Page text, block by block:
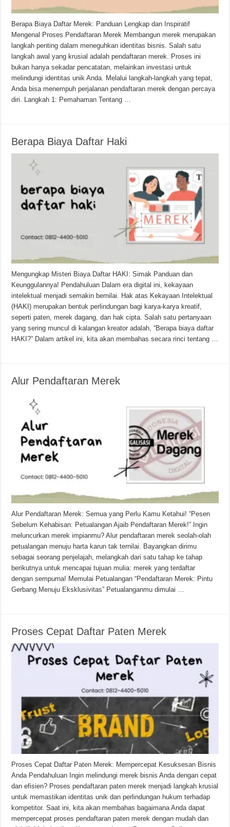
Berapa Biaya Daftar Merek: Panduan Lengkap dan Inspiratif
Mengenal Proses Pendaftaran Merek Membangun merek merupakan
langkah penting dalam meneguhkan identitas bisnis. Salah satu
langkah awal yang krusial adalah pendaftaran merek. Proses ini
bukan hanya sekadar pencatatan, melainkan investasi untuk
melindungi identitas unik Anda. Melalui langkah-langkah yang tepat,
Anda bisa menempuh perjalanan pendaftaran merek dengan percaya
diri. Langkah 1: Pemahaman Tentang …
Berapa Biaya Daftar Haki
Mengungkap Misteri Biaya Daftar HAKI: Simak Panduan dan
Keunggulannya! Pendahuluan Dalam era digital ini, kekayaan
intelektual menjadi semakin bernilai. Hak atas Kekayaan Intelektual
(HAKI) merupakan bentuk perlindungan bagi karya-karya kreatif,
seperti paten, merek dagang, dan hak cipta. Salah satu pertanyaan
yang sering muncul di kalangan kreator adalah, “Berapa biaya daftar
HAKI?” Dalam artikel ini, kita akan membahas secara rinci tentang …
Alur Pendaftaran Merek
Alur Pendaftaran Merek: Semua yang Perlu Kamu Ketahui! “Pesen
Sebelum Kehabisan: Petualangan Ajaib Pendaftaran Merek!” Ingin
meluncurkan merek impianmu? Alur pendaftaran merek seolah-olah
petualangan menuju harta karun tak ternilai. Bayangkan dirimu
sebagai seorang penjelajah, melangkah dari satu tahap ke tahap
berikutnya untuk mencapai tujuan mulia: merek yang terdaftar
dengan sempurna! Memulai Petualangan “Pendaftaran Merek: Pintu
Gerbang Menuju Eksklusivitas” Petualanganmu dimulai …
Proses Cepat Daftar Paten Merek
Proses Cepat Daftar Paten Merek: Mempercepat Kesuksesan Bisnis
Anda Pendahuluan Ingin melindungi merek bisnis Anda dengan cepat
dan efisien? Proses pendaftaran paten merek menjadi langkah krusial
untuk memastikan identitas unik dan perlindungan hukum terhadap
kompetitor. Saat ini, kita akan membahas bagaimana Anda dapat
mempercepat proses pendaftaran paten merek dengan mudah dan